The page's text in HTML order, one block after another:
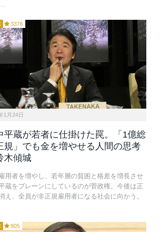
3376
1月24日
平蔵が若者に仕掛けた罠。「1億総
規」でも金を増やせる人間の思考
木傾城
用者を増やし、若年層の貧困と格差を増長させ
蔵をブレーンにしているのが菅政権。今後は正
え、全員が非正規雇用者になる社会に向かう。
805